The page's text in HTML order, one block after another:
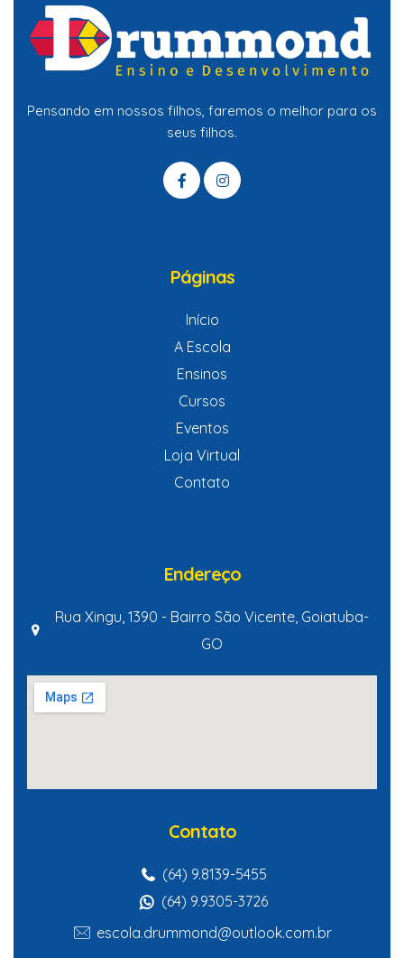
Pensando em nossos filhos, faremos o melhor para os
seus filhos.
Páginas
Início
A Escola
Ensinos
Cursos
Eventos
Loja Virtual
Contato
Endereço
Rua Xingu, 1390 - Bairro São Vicente, Goiatuba-
GO
Contato
(64) 9.8139-5455
(64) 9.9305-3726
escola.drummond@outlook.com.br